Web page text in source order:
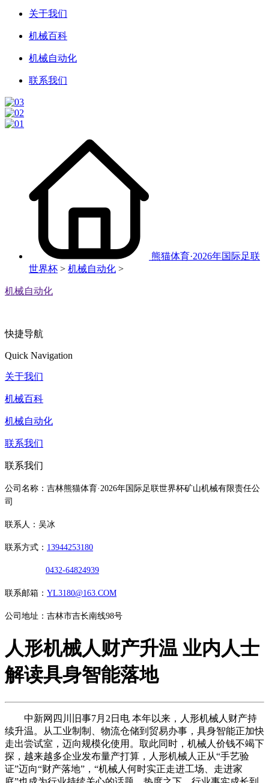
关于我们
机械百科
机械自动化
联系我们
熊猫体育·2026年国际足联
世界杯 > 机械自动化 >
机械自动化
快捷导航
Quick Navigation
关于我们
机械百科
机械自动化
联系我们
联系我们
公司名称：吉林熊猫体育·2026年国际足联世界杯矿山机械有限责任公
司
联系人：吴冰
联系方式： 13944253180
0432-64824939
联系邮箱： YL3180@163.COM
公司地址：吉林市吉长南线98号
人形机械人财产升温 业内人士
解读具身智能落地
中新网四川旧事7月2日电 本年以来，人形机械人财产持
续升温。从工业制制、物流仓储到贸易办事，具身智能正加快
走出尝试室，迈向规模化使用。取此同时，机械人价钱不竭下
探，越来越多企业发布量产打算，人形机械人正从“手艺验
证”迈向“财产落地”，“机械人何时实正走进工场、走进家